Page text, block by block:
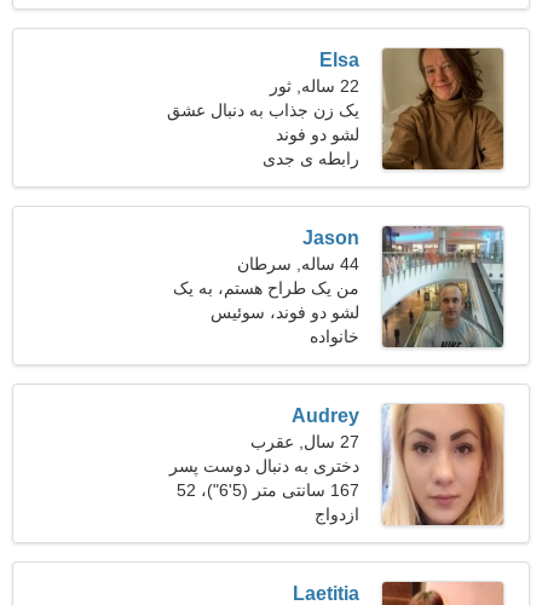
Elsa
22 ساله, ثور
یک زن جذاب به دنبال عشق
واقعی است
لشو دو فوند
رابطه ی جدی
Jason
44 ساله, سرطان
من یک طراح هستم، به یک
زن دیدنی نیاز دارم
لشو دو فوند، سوئیس
خانواده
Audrey
27 سال, عقرب
دختری به دنبال دوست پسر
167 سانتی متر (5'6")، 52
کیلوگرم (114 پوند)
ازدواج
Laetitia